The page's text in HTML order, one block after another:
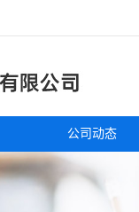
公司动态